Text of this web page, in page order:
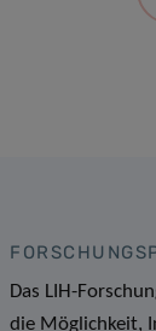
Das LIH-
die Möglichkeit,